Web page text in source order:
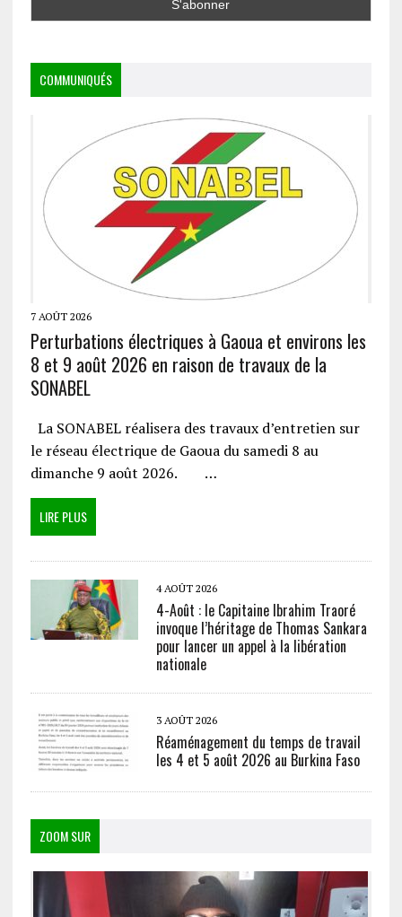
COMMUNIQUÉS
7 AOÛT 2026
Perturbations électriques à Gaoua et environs les
8 et 9 août 2026 en raison de travaux de la
SONABEL
La SONABEL réalisera des travaux d’entretien sur
le réseau électrique de Gaoua du samedi 8 au
dimanche 9 août 2026. …
LIRE PLUS
4 AOÛT 2026
4-Août : le Capitaine Ibrahim Traoré
invoque l’héritage de Thomas Sankara
pour lancer un appel à la libération
nationale
3 AOÛT 2026
Réaménagement du temps de travail
les 4 et 5 août 2026 au Burkina Faso
ZOOM SUR